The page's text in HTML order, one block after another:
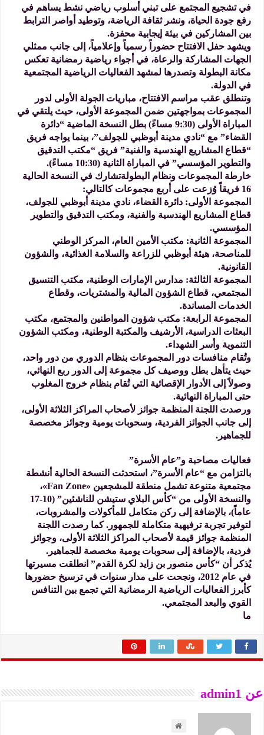
في تشجيع المجتمع على تبني أسلوب رياضي نشط يساهم في
رفع جودة الحياة، ونشر ثقافة الرياضة، وتوطيد أواصر الترابط
بين المشاركين في بيئة إيجابية محفزة.
ويشهد حفل الافتتاح حضوراً رسمياً وإعلامياً، إلى جانب ممثلي
الجهات المشاركة والرعاة، في أجواء رياضية رمضانية تعكس
مكانة البطولة وتصدرها لمشهد الفعاليات الرياضية المجتمعية
في الدولة.
وتنطلق عقب مراسم الافتتاح، مباريات الجولة الأولى لدور
المجموعات بمواجهتين ضمن المجموعة الأولى، حيث يلتقي في
المباراة الأولى (9:30 مساءً) بطل النسخة الماضية “دائرة
القضاء” مع “نادي مدينة أبوظبي للجولف”، بينما يواجه فريق
“قطاع المشاريع الهندسية والفنية” فريق “مكتب التدقيق
والتطوير المؤسسي” في المباراة الثانية (10:30 مساءً).
خارطة المجموعات ونظام البطولةتشارك في النسخة الحالية
16 فريقاً وُزعت على أربع مجموعات كالتالي:
المجموعة الأولى: دائرة القضاء، نادي مدينة أبوظبي للجولف،
قطاع المشاريع الهندسية والفنية، ومكتب التدقيق والتطوير
المؤسسي.
المجموعة الثانية: مكتب الأمين العام، المركز الوطني
للمناصحة، هيئة أبوظبي للزراعة والسلامة الغذائية، والشؤون
القانونية.
المجموعة الثالثة: مدارس الإمارات الوطنية، مكتب التنسيق
المجتمعي، قطاع الشؤون المالية والمشتريات، وقطاع
الخدمات المساندة.
المجموعة الرابعة: مكتب شؤون المواطنين والمجتمع، مكتب
البعثات الدراسية، الأرشيف والمكتبة الوطنية، ومكتب الشؤون
التنموية وأسر الشهداء.
وتُقام منافسات دور المجموعات بنظام الدوري من دور واحد،
حيث يتأهل بطل ووصيف كل مجموعة إلى الدور ربع النهائي،
وصولاً إلى الأدوار الإقصائية التي تُقام بنظام خروج المغلوب
حتى المباراة النهائية.
ورصدت اللجنة المنظمة جوائز لأصحاب المراكز الثلاثة الأولى،
إلى جانب الجوائز الفردية، وسحوبات يومية وجوائز مخصصة
للجماهير.
فعاليات مصاحبة و”عام الأسرة”
بالتزامن مع “عام الأسرة”، استحدثت النسخة الحالية أنشطة
مجتمعية متنوعة تشمل منطقة للمشجعين «Fan Zone»،
والنسخة الأولى من “كأس البلاي ستيشن للناشئين” (10-17
عاماً)، بالإضافة إلى ركن متكامل للمأكولات والمشروبات،
لتوفير تجربة ترفيهية متكاملة للجمهور. كما رصدت اللجنة
المنظمة جوائز قيمة لأصحاب المراكز الثلاثة الأولى، وجوائز
فردية، بالإضافة إلى سحوبات يومية مخصصة للجماهير.
يُذكر أن “كأس منصور بن زايد لكرة القدم” انطلقت مسيرتها
في عام 2012، ونجحت على مدار سنوات في ترسيخ حضورها
كأبرز الفعاليات الرياضية الرمضانية التي تجمع بين التنافس
القوي والبعد المجتمعي.
ما
عن admin1